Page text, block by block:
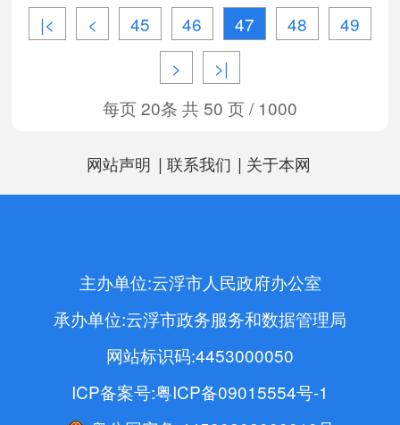
|<
< 45 46 47 48
49
>
>|
每页 20条 共 50 页 / 1000
网站声明 | 联系我们 | 关于本网
主办单位:云浮市人民政府办公室
承办单位:云浮市政务服务和数据管理局
网站标识码:4453000050
ICP备案号:粤ICP备09015554号-1